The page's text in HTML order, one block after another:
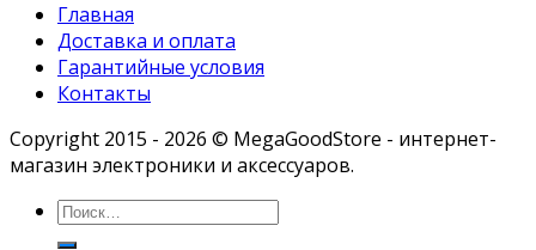
Главная
Доставка и оплата
Гарантийные условия
Контакты
Copyright 2015 - 2026 © MegaGoodStore - интернет-
магазин электроники и аксессуаров.